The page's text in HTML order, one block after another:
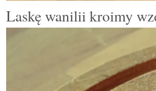
Laskę wanilii kroimy